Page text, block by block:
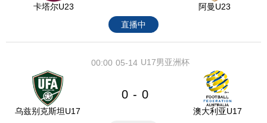
卡塔尔U23
阿曼U23
直播中
05-14
00:00 U17男亚洲杯
乌兹别克斯坦U17
0 - 0
澳大利亚U17